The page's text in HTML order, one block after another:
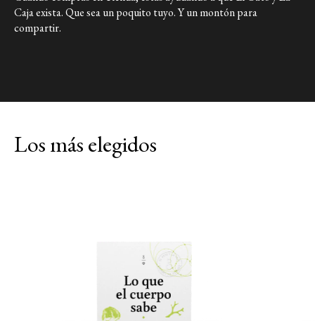
Link a X
Caja exista. Que sea un poquito tuyo. Y un montón para
compartir.
Los más elegidos